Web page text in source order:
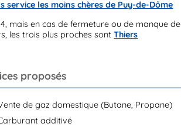
service les moins chères de Puy-de-Dôme
mais en cas de fermeture ou de manque de
les trois plus proches sontThiers
proposés
de gaz domestique (Butane, Propane)
additivé